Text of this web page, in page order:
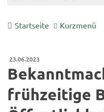
Startseite Kurzmenü
23.06.2023
frühzeitige